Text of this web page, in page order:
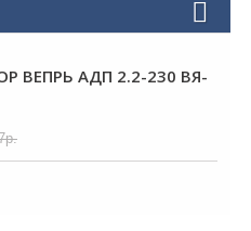
ВЕПРЬ АДП 2.2-230 ВЯ-